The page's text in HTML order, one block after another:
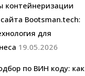
контейнеризации
Bootsman.tech:
для
19.05.2026
по ВИН коду: как